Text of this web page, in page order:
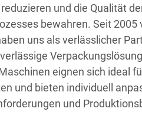
und die Qualität
bewahren. Seit 2005
uns als verlässlicher
eignen sich ideal
und bieten individuell
und